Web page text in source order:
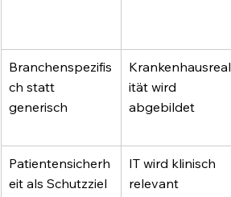
Branchenspezifis
ch statt
generisch
Krankenhausreal
ität wird
abgebildet
Patientensicherh
eit als Schutzziel
IT wird klinisch
relevant